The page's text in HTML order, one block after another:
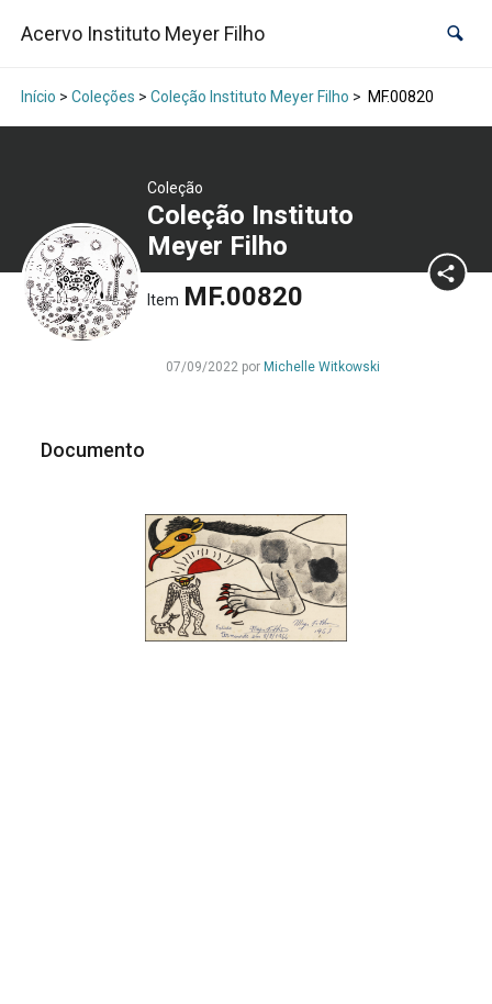
Acervo Instituto Meyer Filho
Início > Coleções > Coleção Instituto Meyer Filho > MF.00820
Coleção
Coleção Instituto
Meyer Filho
Item MF.00820
07/09/2022 por Michelle Witkowski
Documento